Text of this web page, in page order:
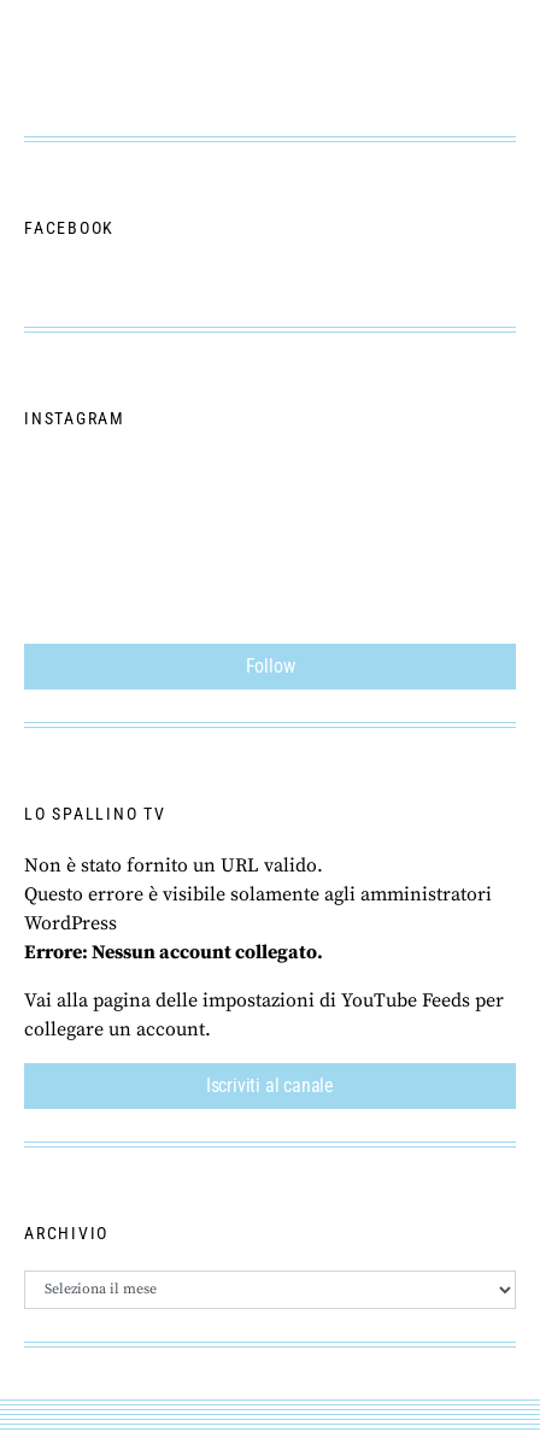
FACEBOOK
INSTAGRAM
Follow
LO SPALLINO TV
Non è stato fornito un URL valido.
Questo errore è visibile solamente agli amministratori
WordPress
Errore: Nessun account collegato.
Vai alla pagina delle impostazioni di YouTube Feeds per
collegare un account.
Iscriviti al canale
ARCHIVIO
Archivio